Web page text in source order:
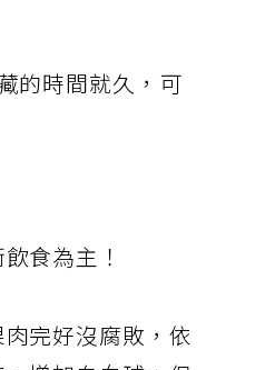
的時間就久，可
食為主！
完好沒腐敗，依